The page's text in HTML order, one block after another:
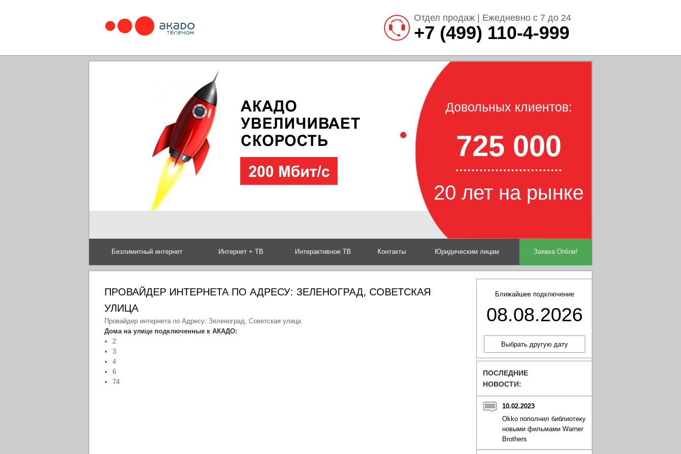
Отдел продаж | Ежедневно с 7 до 24
+7 (499) 110-4-999
Довольных клиентов:
725 000
20 лет на рынке
Безлимитный интернет Интернет + ТВ Интерактивное ТВ Контакты Юридическим лицам Заявка Online!
Ближайшее подключение
08.08.2026
ПОСЛЕДНИЕ
НОВОСТИ:
10.02.2023
Okko пополнил библиотеку
новыми фильмами Warner
Brothers
ПРОВАЙДЕР ИНТЕРНЕТА ПО АДРЕСУ: ЗЕЛЕНОГРАД, СОВЕТСКАЯ
УЛИЦА
Провайдер интернета по Адресу: Зеленоград, Советская улица
Дома на улице подключенные к АКАДО:
2
3
4
6
74